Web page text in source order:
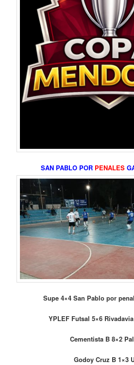
SAN PABLO POR PENALES
Supe 4×4 San Pablo por
YPLEF Futsal 5×6
Cementista B 8×2
Godoy Cruz B 1×3